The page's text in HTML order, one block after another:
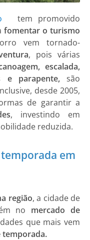
tem promovido
fomentar o turismo
vem tornado-
, pois várias
escalada,
e parapente, são
desde 2005,
de garantir a
, investindo em
reduzida.
em
região, a cidade de
no mercado de
que mais vem
temporada.